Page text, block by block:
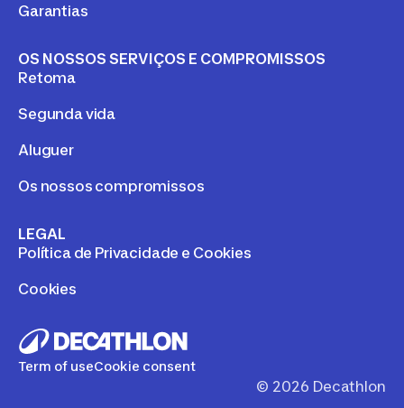
Garantias
OS NOSSOS SERVIÇOS E COMPROMISSOS
Retoma
Segunda vida
Aluguer
Os nossos compromissos
LEGAL
Política de Privacidade e Cookies
Cookies
Term of useCookie consent
© 2026 Decathlon